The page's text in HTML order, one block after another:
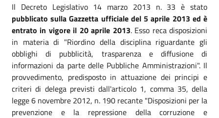
Il Decreto Legislativo 14 marzo 2013 n. 33 è stato
pubblicato sulla Gazzetta ufficiale del 5 aprile 2013 ed è
entrato in vigore il 20 aprile 2013. Esso reca disposizioni
in materia di "Riordino della disciplina riguardante gli
obblighi di pubblicità, trasparenza e diffusione di
informazioni da parte delle Pubbliche Amministrazioni". Il
provvedimento, predisposto in attuazione dei principi e
criteri di delega previsti dall'articolo 1, comma 35, della
legge 6 novembre 2012, n. 190 recante "Disposizioni per la
prevenzione e la repressione della corruzione e